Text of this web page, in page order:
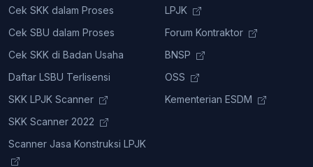
Cek SKK dalam Proses
Cek SBU dalam Proses
Cek SKK di Badan Usaha
Daftar LSBU Terlisensi
SKK LPJK Scanner
SKK Scanner 2022
Scanner Jasa Konstruksi LPJK
LPJK
Forum Kontraktor
BNSP
OSS
Kementerian ESDM